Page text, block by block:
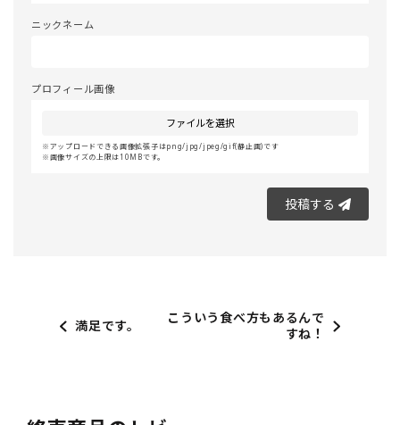
ニックネーム
プロフィール画像
ファイルを選択
アップロードできる画像拡張子はpng/jpg/jpeg/gif(静止画)です
画像サイズの上限は10MBです。
投稿する
満足です。
こういう食べ方もあるんで
すね！